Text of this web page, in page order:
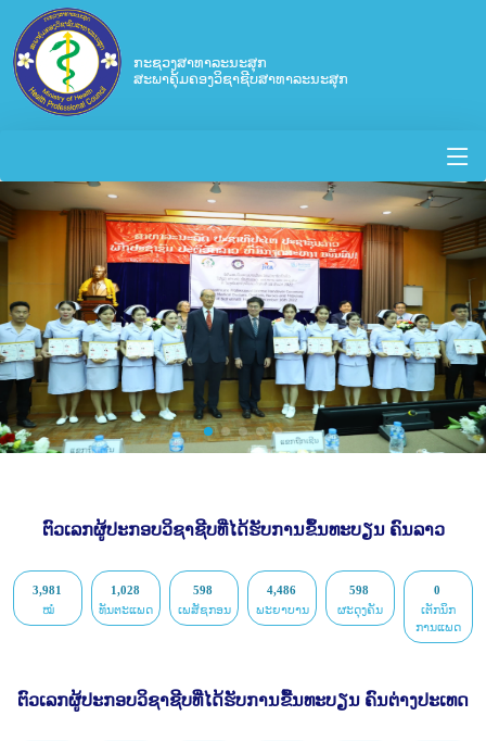
ກະຊວງສາທາລະນະສຸກ
ສະພາຄຸ້ມຄອງວິຊາຊີບສາທາລະນະສຸກ
ຕົວເລກຜູ້ປະກອບວິຊາຊີບທີ່ໄດ້ຮັບການຂຶ້ນທະບຽນ ຄົນລາວ
3,981
ໝໍ
1,028
ທັນຕະແພດ
598
ເພສັຊກອນ
4,486
ພະຍາບານ
598
ຜະດຸງຄັນ
0
ເຕັກນິກ
ການແພດ
ຕົວເລກຜູ້ປະກອບວິຊາຊີບທີ່ໄດ້ຮັບການຂື້ນທະບຽນ ຄົນຕ່າງປະເທດ